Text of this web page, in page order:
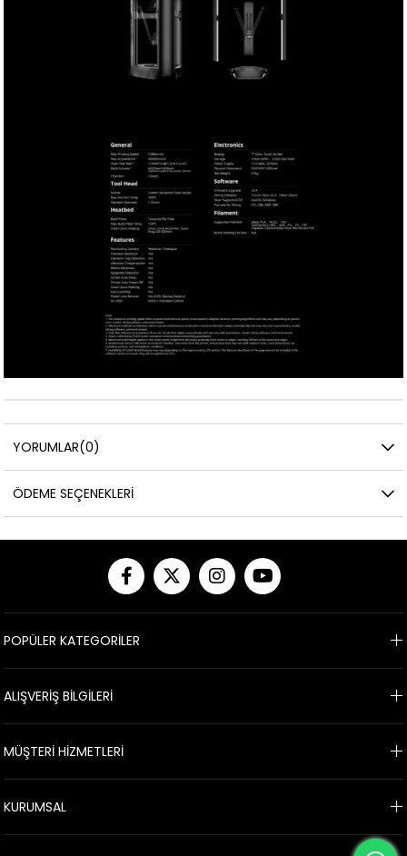
YORUMLAR(0)
ÖDEME SEÇENEKLERI
POPÜLER KATEGORİLER
ALIŞVERİŞ BİLGİLERİ
MÜŞTERİ HİZMETLERİ
KURUMSAL